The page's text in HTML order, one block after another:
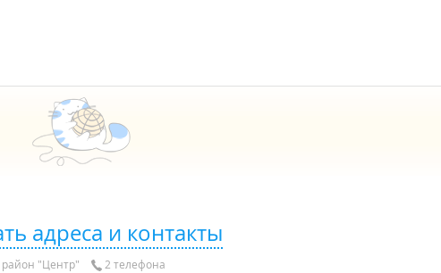
адреса и контакты
"Центр" 2 телефона